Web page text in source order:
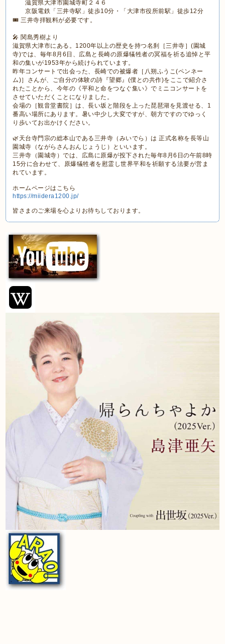
滋賀県大津市園城寺町２４６
京阪電鉄「三井寺駅」徒歩10分・「大津市役所前駅」徒歩12分
🎟 三井寺拝観料が必要です。
🎤 関島秀樹より
滋賀県大津市にある。1200年以上の歴史を持つ名刹［三井寺］(園城
寺)では、毎年8月6日、広島と長崎の原爆犠牲者の冥福を祈る追悼と平
和の集いが1953年から続けられています。
昨年コンサートで出会った、長崎での被爆者［八朔ふうこ(ペンネー
ム)］さんが、ご自分の体験の詩『望郷』(僕との共作)をここで紹介さ
れたことから、今年の《平和と命をつなぐ集い》でミニコンサートを
させていただくことになりました。
会場の［観音堂書院］は、長い坂と階段を上った琵琶湖を見渡せる、1
番高い場所にあります。暑い中少し大変ですが、朝方ですのでゆっく
り歩いてお出かけください。
🌿天台寺門宗の総本山である三井寺（みいでら）は 正式名称を長等山
園城寺（ながらさんおんじょうじ）といいます。
三井寺（園城寺）では、広島に原爆が投下された毎年8月6日の午前8時
15分に合わせて、原爆犠牲者を慰霊し世界平和を祈願する法要が営ま
れています。
ホームページはこちら
https://miidera1200.jp/
皆さまのご来場を心よりお待ちしております。